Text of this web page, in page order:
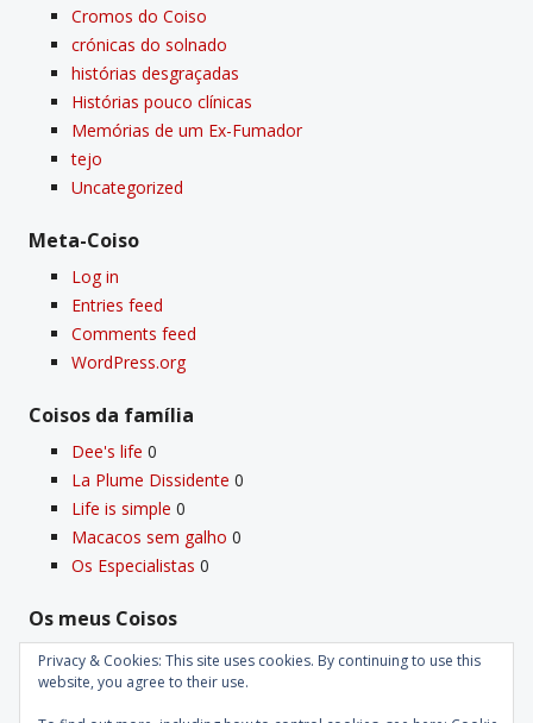
Cromos do Coiso
crónicas do solnado
histórias desgraçadas
Histórias pouco clí­nicas
Memórias de um Ex-Fumador
tejo
Uncategorized
Meta-Coiso
Log in
Entries feed
Comments feed
WordPress.org
Coisos da famí­lia
Dee's life 0
La Plume Dissidente 0
Life is simple 0
Macacos sem galho 0
Os Especialistas 0
Os meus Coisos
Deus0
Velho Coiso0
Privacy & Cookies: This site uses cookies. By continuing to use this
website, you agree to their use.